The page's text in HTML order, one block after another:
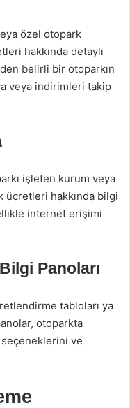
özel otopark
hakkında detaylı
belirli bir otoparkın
veya indirimleri takip
işleten kurum veya
ücretleri hakkında bilgi
internet erişimi
Panoları
tabloları ya
otoparkta
ve